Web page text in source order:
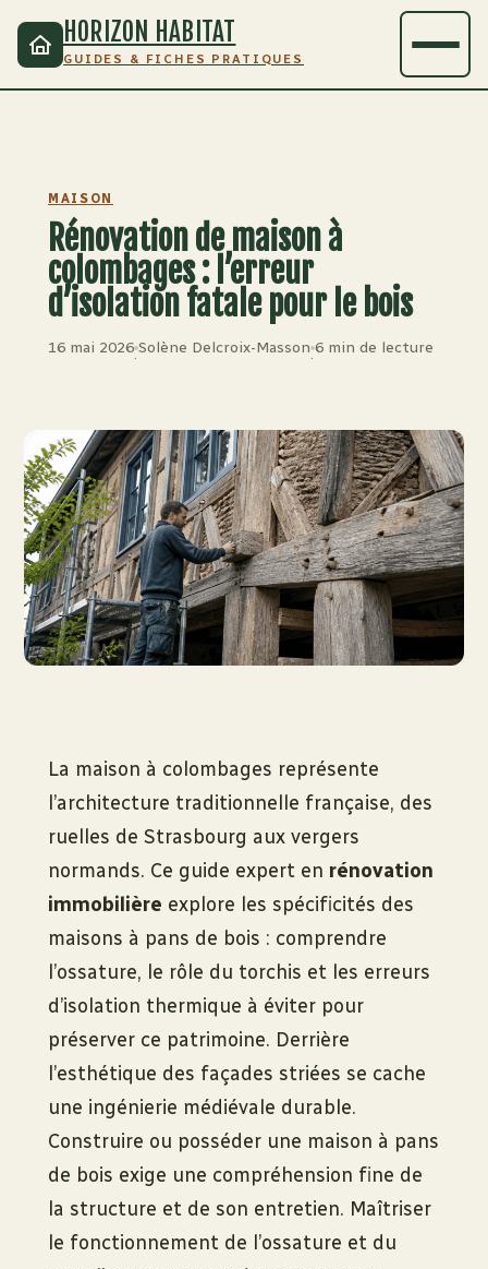
HORIZON HABITAT
GUIDES & FICHES PRATIQUES
MAISON
Rénovation de maison à
colombages : l’erreur
d’isolation fatale pour le bois
16 mai 2026
·
Solène Delcroix-Masson
·
6 min de lecture
La maison à colombages représente
l’architecture traditionnelle française, des
ruelles de Strasbourg aux vergers
normands. Ce guide expert en rénovation
immobilière explore les spécificités des
maisons à pans de bois : comprendre
l’ossature, le rôle du torchis et les erreurs
d’isolation thermique à éviter pour
préserver ce patrimoine. Derrière
l’esthétique des façades striées se cache
une ingénierie médiévale durable.
Construire ou posséder une maison à pans
de bois exige une compréhension fine de
la structure et de son entretien. Maîtriser
le fonctionnement de l’ossature et du